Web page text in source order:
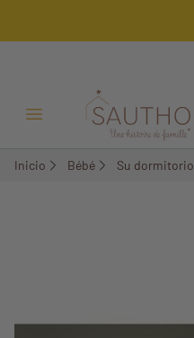
Menú Abrir/Cerrar
Inicio Bébé Su dormitorio